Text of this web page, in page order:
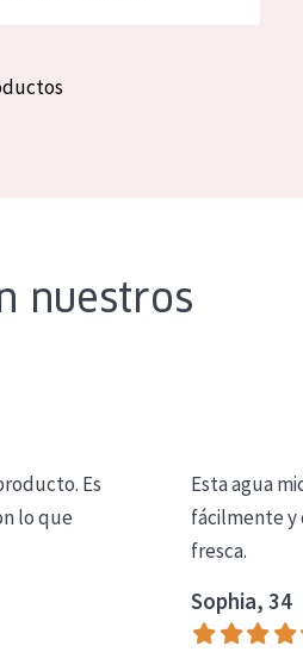
nuestros
Es
lo que
Esta agua
fácilmente y
fresca.
Sophia, 34